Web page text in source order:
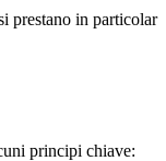
prestano in particolar
principi chiave: